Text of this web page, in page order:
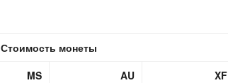
Стоимость монеты
MS AU XF